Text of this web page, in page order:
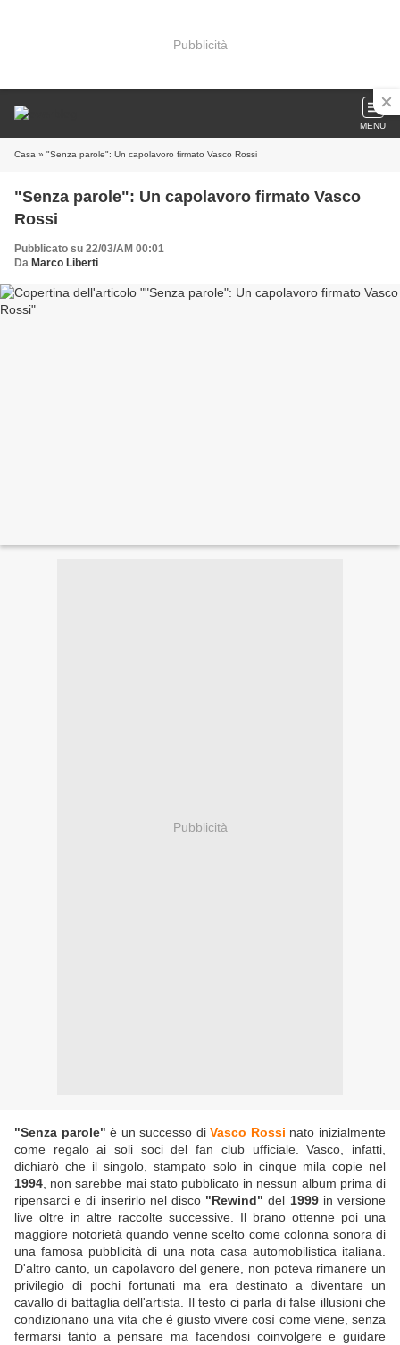
Pubblicità
MENU
Casa » "Senza parole": Un capolavoro firmato Vasco Rossi
"Senza parole": Un capolavoro firmato Vasco
Rossi
Pubblicato su 22/03/AM 00:01
Da Marco Liberti
Pubblicità
"Senza parole" è un successo diVasco Rossi nato inizialmente
come regalo ai soli soci del fan club ufficiale. Vasco, infatti,
dichiarò che il singolo, stampato solo in cinque mila copie nel
1994 , non sarebbe mai stato pubblicato in nessun album prima di
ripensarci e di inserirlo nel disco "Rewind" del 1999in versione
live oltre in altre raccolte successive. Il brano ottenne poi una
maggiore notorietà quando venne scelto come colonna sonora di
una famosa pubblicità di una nota casa automobilistica italiana.
D'altro canto, un capolavoro del genere, non poteva rimanere un
privilegio di pochi fortunati ma era destinato a diventare un
cavallo di battaglia dell'artista. Il testo ci parla di false illusioni che
condizionano una vita che è giusto vivere così come viene, senza
fermarsi tanto a pensare ma facendosi coinvolgere e guidare